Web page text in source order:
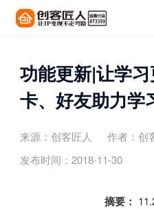
功能更新|让学
卡、好友助力学
来源：创客匠人
作者：创
发布时间：2018-11-30
摘要：